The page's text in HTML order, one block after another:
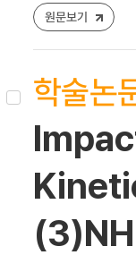
원문보기
학술논